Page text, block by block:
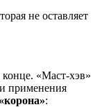
не оставляет
«Маст-хэв»
применения
«корона»: